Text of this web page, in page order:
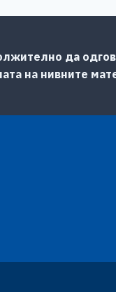
да
на нивните